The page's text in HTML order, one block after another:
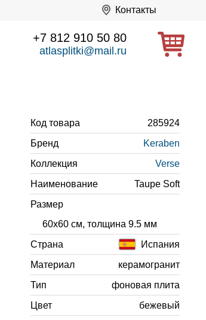
Контакты
+7 812 910 50 80
atlasplitki@mail.ru
Код товара
285924
Бренд
Keraben
Коллекция
Verse
Наименование
Taupe Soft
Размер
60x60 см, толщина 9.5 мм
Страна
Испания
Материал
керамогранит
Тип
фоновая плита
Цвет
бежевый